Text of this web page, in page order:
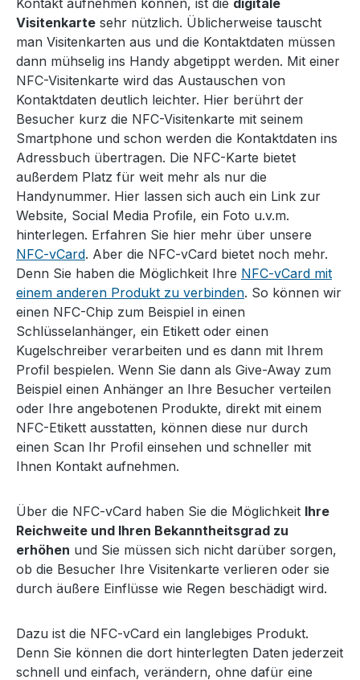
Kontakt aufnehmen können, ist die digitale
Visitenkarte sehr nützlich. Üblicherweise tauscht
man Visitenkarten aus und die Kontaktdaten müssen
dann mühselig ins Handy abgetippt werden. Mit einer
NFC-Visitenkarte wird das Austauschen von
Kontaktdaten deutlich leichter. Hier berührt der
Besucher kurz die NFC-Visitenkarte mit seinem
Smartphone und schon werden die Kontaktdaten ins
Adressbuch übertragen. Die NFC-Karte bietet
außerdem Platz für weit mehr als nur die
Handynummer. Hier lassen sich auch ein Link zur
Website, Social Media Profile, ein Foto u.v.m.
hinterlegen. Erfahren Sie hier mehr über unsere
NFC-vCard. Aber die NFC-vCard bietet noch mehr.
Denn Sie haben die Möglichkeit Ihre NFC-vCard mit
einem anderen Produkt zu verbinden. So können wir
einen NFC-Chip zum Beispiel in einen
Schlüsselanhänger, ein Etikett oder einen
Kugelschreiber verarbeiten und es dann mit Ihrem
Profil bespielen. Wenn Sie dann als Give-Away zum
Beispiel einen Anhänger an Ihre Besucher verteilen
oder Ihre angebotenen Produkte, direkt mit einem
NFC-Etikett ausstatten, können diese nur durch
einen Scan Ihr Profil einsehen und schneller mit
Ihnen Kontakt aufnehmen.
Über die NFC-vCard haben Sie die Möglichkeit Ihre
Reichweite und Ihren Bekanntheitsgrad zu
erhöhen und Sie müssen sich nicht darüber sorgen,
ob die Besucher Ihre Visitenkarte verlieren oder sie
durch äußere Einflüsse wie Regen beschädigt wird.
Dazu ist die NFC-vCard ein langlebiges Produkt.
Denn Sie können die dort hinterlegten Daten jederzeit
schnell und einfach, verändern, ohne dafür eine